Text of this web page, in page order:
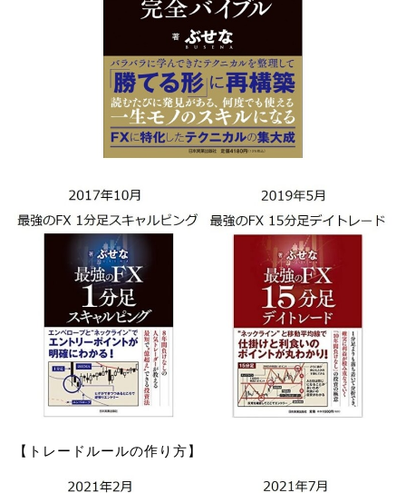
【トレードルールの作り方】